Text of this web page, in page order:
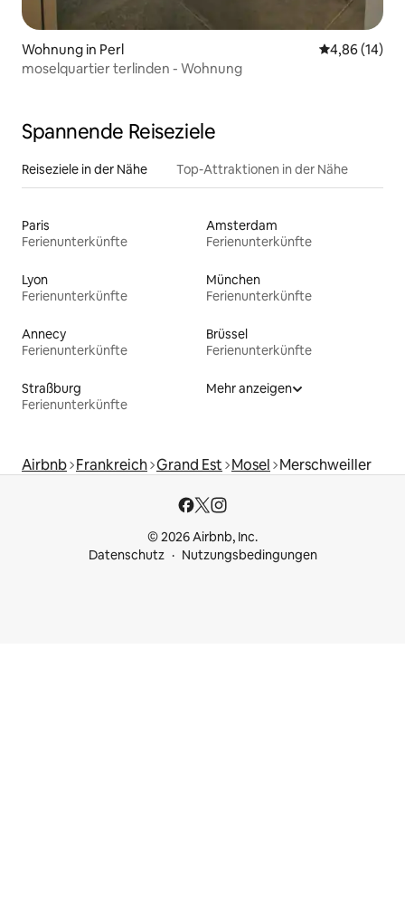
Wohnung in Perl
4,86 (14)
moselquartier terlinden - Wohnung
Spannende Reiseziele
Reiseziele in der Nähe Top-Attraktionen in der Nähe
Paris
Ferienunterkünfte
Amsterdam
Ferienunterkünfte
Lyon
Ferienunterkünfte
München
Ferienunterkünfte
Annecy
Ferienunterkünfte
Brüssel
Ferienunterkünfte
Straßburg
Ferienunterkünfte
Mehr anzeigen
Airbnb Frankreich Grand Est Mosel Merschweiller
© 2026 Airbnb, Inc.
Datenschutz
Nutzungsbedingungen